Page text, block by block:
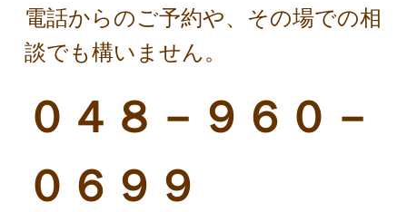
電話からのご予約や、その場での相
談でも構いません。
０４８－９６０－
０６９９